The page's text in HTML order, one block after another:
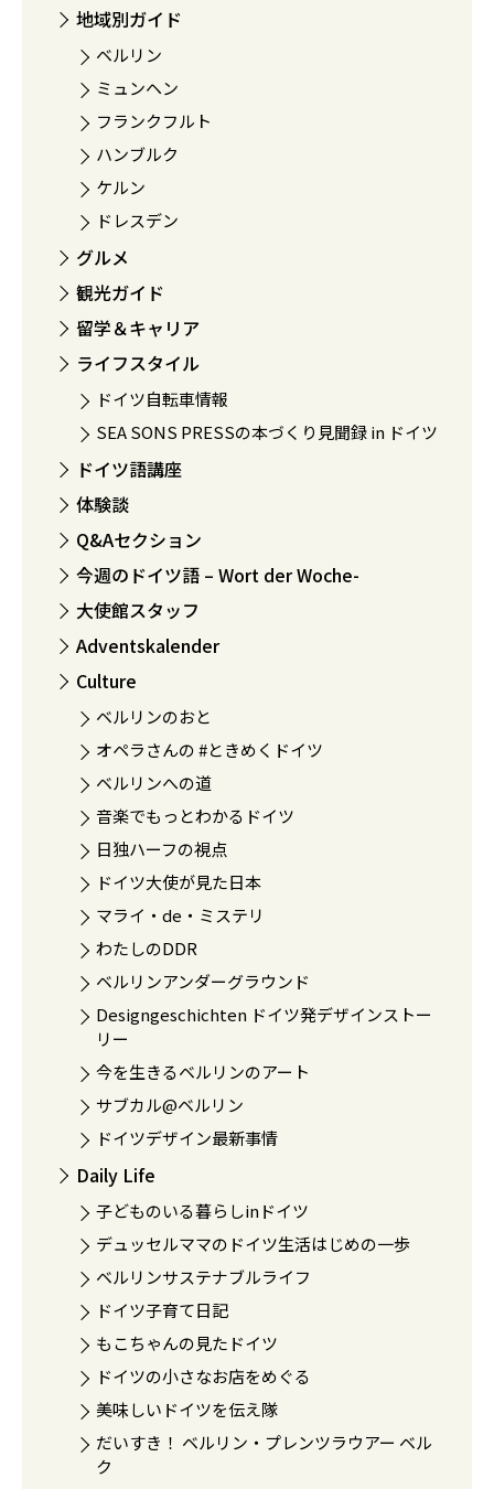
地域別ガイド
ベルリン
ミュンヘン
フランクフルト
ハンブルク
ケルン
ドレスデン
グルメ
観光ガイド
留学＆キャリア
ライフスタイル
ドイツ自転車情報
SEA SONS PRESSの本づくり見聞録 in ドイツ
ドイツ語講座
体験談
Q&Aセクション
今週のドイツ語 – Wort der Woche-
大使館スタッフ
Adventskalender
Culture
ベルリンのおと
オペラさんの #ときめくドイツ
ベルリンへの道
音楽でもっとわかるドイツ
日独ハーフの視点
ドイツ大使が見た日本
マライ・de・ミステリ
わたしのDDR
ベルリンアンダーグラウンド
Designgeschichten ドイツ発デザインストー
リー
今を生きるベルリンのアート
サブカル@ベルリン
ドイツデザイン最新事情
Daily Life
子どものいる暮らしinドイツ
デュッセルママのドイツ生活はじめの一歩
ベルリンサステナブルライフ
ドイツ子育て日記
もこちゃんの見たドイツ
ドイツの小さなお店をめぐる
美味しいドイツを伝え隊
だいすき！ ベルリン・プレンツラウアー ベル
ク